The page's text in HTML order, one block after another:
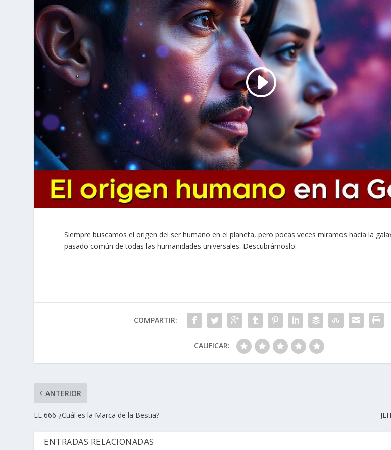
Siempre buscamos el origen del ser humano en el planeta, pero pocas veces miramos hacia la
pasado común de todas las humanidades universales. Descubrámoslo.
COMPARTIR:
CALIFICAR:
ANTERIOR
EL 666 ¿Cuál es la Marca de la Bestia?
ENTRADAS RELACIONADAS